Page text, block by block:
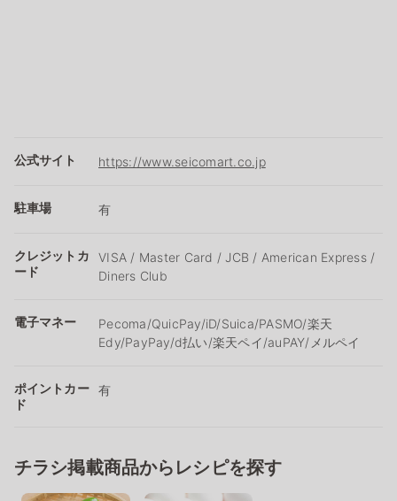
公式サイト https://www.seicomart.co.jp
駐車場 有
クレジットカ
ード
VISA / Master Card / JCB / American Express /
Diners Club
電子マネー
Pecoma/QuicPay/iD/Suica/PASMO/楽天
Edy/PayPay/d払い/楽天ペイ/auPAY/メルペイ
ポイントカー
ド
有
チラシ掲載商品からレシピを探す